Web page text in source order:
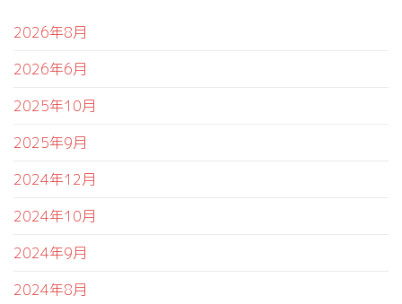
2026年8月
2026年6月
2025年10月
2025年9月
2024年12月
2024年10月
2024年9月
2024年8月